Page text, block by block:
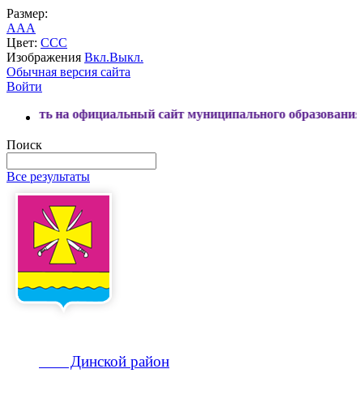
Размер:
AAA
Цвет: CCC
Изображения Вкл.Выкл.
Обычная версия сайта
Войти
сайт муниципального образования Динской
Поиск
Все результаты
Динской район